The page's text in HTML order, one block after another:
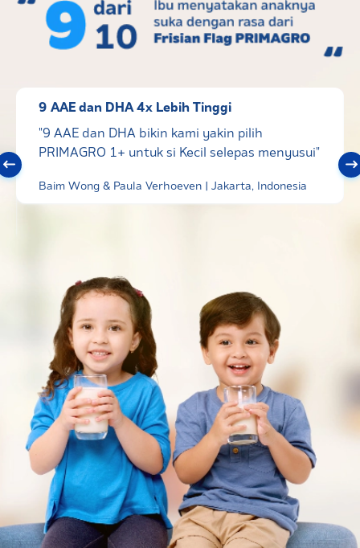
9 AAE dan DHA 4x Lebih Tinggi
"9 AAE dan DHA bikin kami yakin pilih
PRIMAGRO 1+ untuk si Kecil selepas menyusui"
Baim Wong & Paula Verhoeven | Jakarta, Indonesia